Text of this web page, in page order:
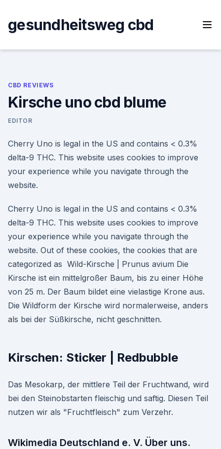
content
gesundheitsweg cbd
CBD REVIEWS
Kirsche uno cbd blume
EDITOR
Cherry Uno is legal in the US and contains < 0.3%
delta-9 THC. This website uses cookies to improve
your experience while you navigate through the
website.
Cherry Uno is legal in the US and contains < 0.3%
delta-9 THC. This website uses cookies to improve
your experience while you navigate through the
website. Out of these cookies, the cookies that are
categorized as Wild-Kirsche | Prunus avium Die
Kirsche ist ein mittelgroßer Baum, bis zu einer Höhe
von 25 m. Der Baum bildet eine vielastige Krone aus.
Die Wildform der Kirsche wird normalerweise, anders
als bei der Süßkirsche, nicht geschnitten.
Kirschen: Sticker | Redbubble
Das Mesokarp, der mittlere Teil der Fruchtwand, wird
bei den Steinobstarten fleischig und saftig. Diesen Teil
nutzen wir als "Fruchtfleisch" zum Verzehr.
Wikimedia Deutschland e. V. Über uns.